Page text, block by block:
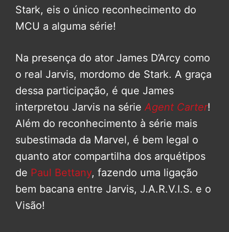
Stark, eis o único reconhecimento do
MCU a alguma série!
Na presença do ator James D’Arcy como
o real Jarvis, mordomo de Stark. A graça
dessa participação, é que James
interpretou Jarvis na série Agent Carter!
Além do reconhecimento à série mais
subestimada da Marvel, é bem legal o
quanto ator compartilha dos arquétipos
de Paul Bettany, fazendo uma ligação
bem bacana entre Jarvis, J.A.R.V.I.S. e o
Visão!